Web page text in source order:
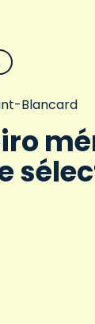
Blancard